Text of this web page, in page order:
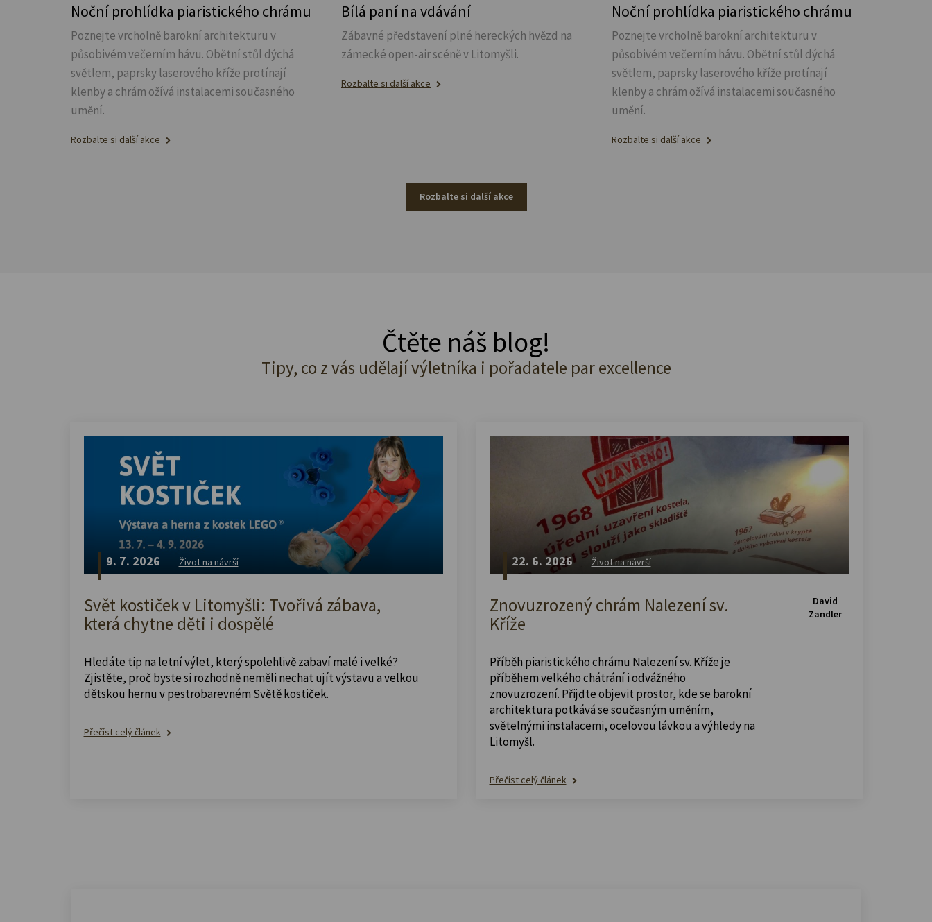
Noční prohlídka piaristického chrámu
Poznejte vrcholně barokní architekturu v
působivém večerním hávu. Obětní stůl dýchá
světlem, paprsky laserového kříže protínají
klenby a chrám ožívá instalacemi současného
umění.
Rozbalte si další akce
Bílá paní na vdávání
Zábavné představení plné hereckých hvězd na
zámecké open-air scéně v Litomyšli.
Rozbalte si další akce
Noční prohlídka piaristického chrámu
Poznejte vrcholně barokní architekturu v
působivém večerním hávu. Obětní stůl dýchá
světlem, paprsky laserového kříže protínají
klenby a chrám ožívá instalacemi současného
umění.
Rozbalte si další akce
Rozbalte si další akce
Čtěte náš blog!
Tipy, co z vás udělají výletníka i pořadatele par excellence
9. 7. 2026 Život na návrší
Svět kostiček v Litomyšli: Tvořivá zábava,
která chytne děti i dospělé
Hledáte tip na letní výlet, který spolehlivě zabaví malé i velké?
Zjistěte, proč byste si rozhodně neměli nechat ujít výstavu a velkou
dětskou hernu v pestrobarevném Světě kostiček.
Přečíst celý článek
22. 6. 2026 Život na návrší
Znovuzrozený chrám Nalezení sv.
Kříže
Příběh piaristického chrámu Nalezení sv. Kříže je
příběhem velkého chátrání i odvážného
znovuzrození. Přijďte objevit prostor, kde se barokní
architektura potkává se současným uměním,
světelnými instalacemi, ocelovou lávkou a výhledy na
Litomyšl.
Přečíst celý článek
David
Zandler